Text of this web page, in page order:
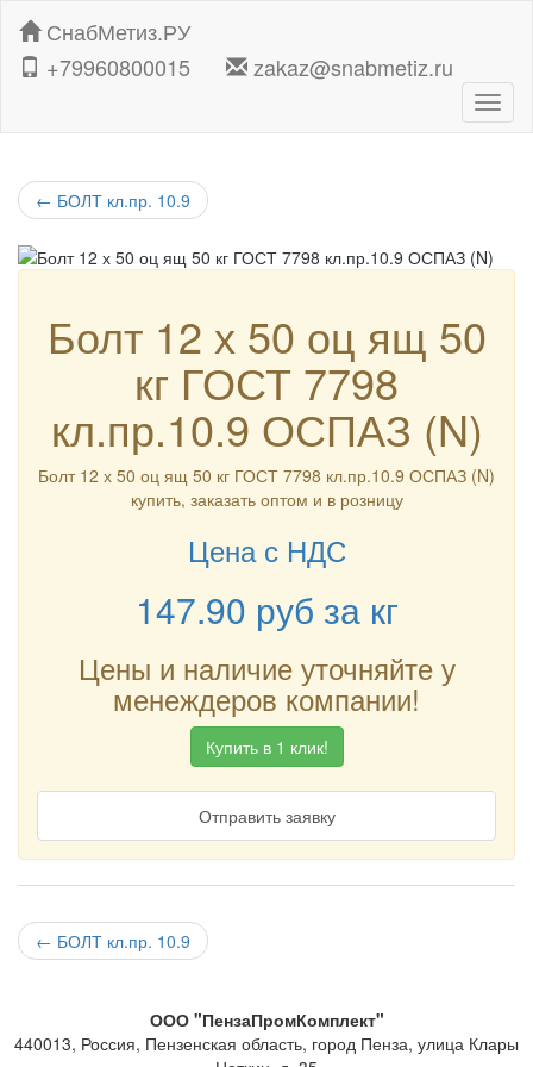
СнабМетиз.РУ
+79960800015
zakaz@snabmetiz.ru
← БОЛТ кл.пр. 10.9
Болт 12 х 50 оц ящ 50
кг ГОСТ 7798
кл.пр.10.9 ОСПАЗ (N)
Болт 12 х 50 оц ящ 50 кг ГОСТ 7798 кл.пр.10.9 ОСПАЗ (N)
купить, заказать оптом и в розницу
Цена с НДС
147.90 руб за кг
Цены и наличие уточняйте у
менеждеров компании!
Купить в 1 клик!
Отправить заявку
← БОЛТ кл.пр. 10.9
ООО "ПензаПромКомплект"
440013, Россия, Пензенская область, город Пенза, улица Клары